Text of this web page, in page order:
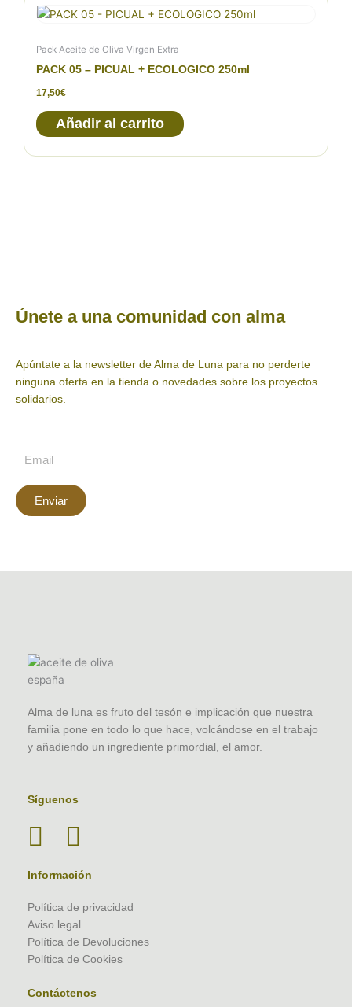
Pack Aceite de Oliva Virgen Extra
PACK 05 – PICUAL + ECOLOGICO 250ml
17,50€
Añadir al carrito
Únete a una comunidad con alma
Apúntate a la newsletter de Alma de Luna para no perderte
ninguna oferta en la tienda o novedades sobre los proyectos
solidarios.
Enviar
Alma de luna es fruto del tesón e implicación que nuestra
familia pone en todo lo que hace, volcándose en el trabajo
y añadiendo un ingrediente primordial, el amor.
Síguenos
Información
Política de privacidad
Aviso legal
Política de Devoluciones
Política de Cookies
Contáctenos